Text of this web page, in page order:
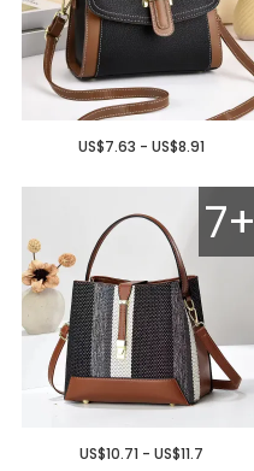
US$7.63 - US$8.91
7+
US$10.71 - US$11.7